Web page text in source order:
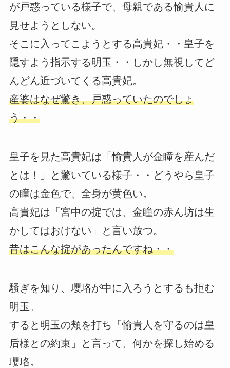
が戸惑っている様子で、母親である愉貴人に
見せようとしない。
そこに入ってこようとする高貴妃・・皇子を
隠すよう指示する明玉・・しかし無視してど
んどん近づいてくる高貴妃。
産婆はなぜ驚き、戸惑っていたのでしょ
う・・
皇子を見た高貴妃は「愉貴人が金瞳を産んだ
とは！」と驚いている様子・・どうやら皇子
の瞳は金色で、全身が黄色い。
高貴妃は「宮中の掟では、金瞳の赤ん坊は生
かしてはおけない」と言い放つ。
昔はこんな掟があったんですね・・
騒ぎを知り、瓔珞が中に入ろうとするも拒む
明玉。
すると明玉の頬を打ち「愉貴人を守るのは皇
后様との約束」と言って、何かを探し始める
瓔珞。